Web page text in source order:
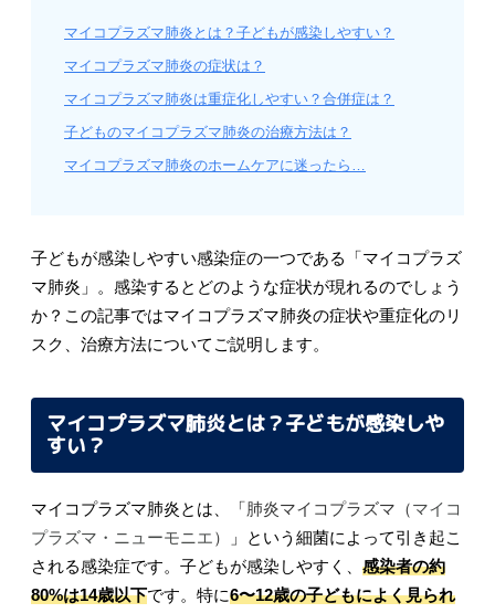
マイコプラズマ肺炎とは？子どもが感染しやすい？
マイコプラズマ肺炎の症状は？
マイコプラズマ肺炎は重症化しやすい？合併症は？
子どものマイコプラズマ肺炎の治療方法は？
マイコプラズマ肺炎のホームケアに迷ったら…
子どもが感染しやすい感染症の一つである「マイコプラズ
マ肺炎」。感染するとどのような症状が現れるのでしょう
か？この記事ではマイコプラズマ肺炎の症状や重症化のリ
スク、治療方法についてご説明します。
マイコプラズマ肺炎とは？子どもが感染しや
すい？
マイコプラズマ肺炎とは、「肺炎マイコプラズマ（マイコ
プラズマ・ニューモニエ）
」という細菌によって引き起こ
される感染症です。子どもが感染しやすく、 感染者の約
80%は14歳以下です。 特に6〜12歳の子どもによく見られ